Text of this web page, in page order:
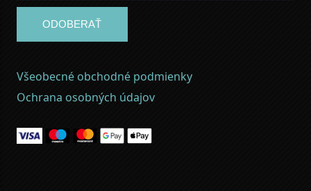
ODOBERAŤ
Všeobecné obchodné podmienky
Ochrana osobných údajov